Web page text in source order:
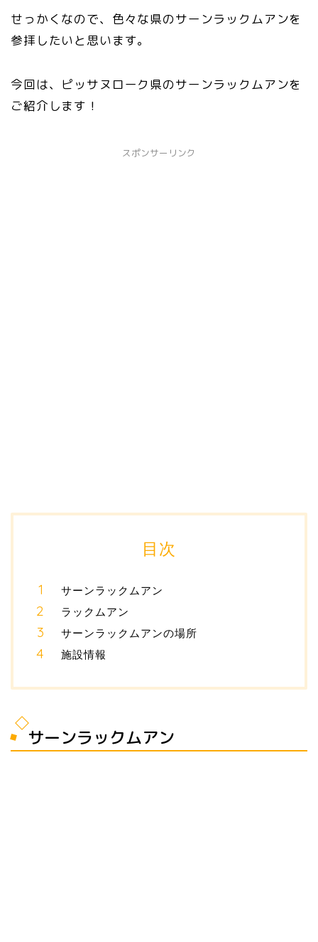
せっかくなので、色々な県のサーンラックムアンを
参拝したいと思います。
今回は、ピッサヌローク県のサーンラックムアンを
ご紹介します！
スポンサーリンク
目次
サーンラックムアン
ラックムアン
サーンラックムアンの場所
施設情報
サーンラックムアン